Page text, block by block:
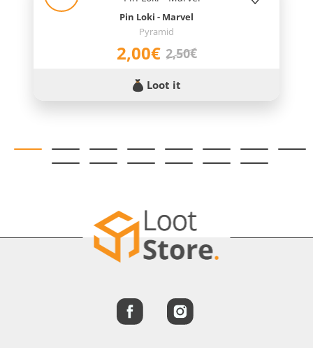
Pin Loki - Marvel
Pyramid
2,00€ 2,50€
Loot it